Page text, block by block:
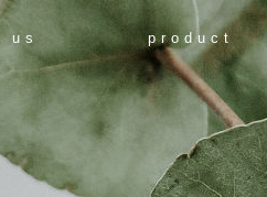
us product